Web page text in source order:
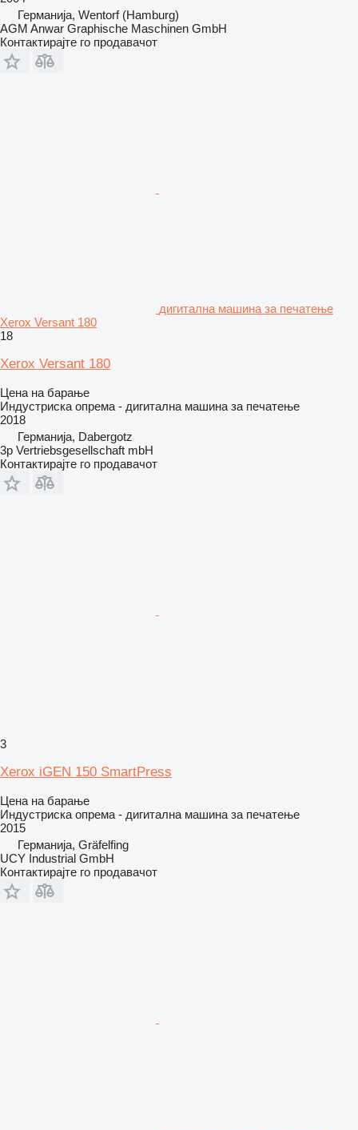
Германија, Wentorf (Hamburg)
AGM Anwar Graphische Maschinen GmbH
Контактирајте го продавачот
дигитална машина за печатење
Xerox Versant 180
18
Xerox Versant 180
Цена на барање
Индустриска опрема - дигитална машина за печатење
2018
Германија, Dabergotz
3p Vertriebsgesellschaft mbH
Контактирајте го продавачот
3
Xerox iGEN 150 SmartPress
Цена на барање
Индустриска опрема - дигитална машина за печатење
2015
Германија, Gräfelfing
UCY Industrial GmbH
Контактирајте го продавачот